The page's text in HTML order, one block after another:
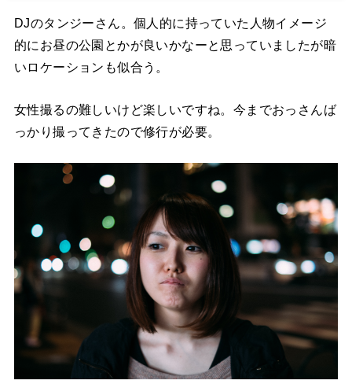
DJのタンジーさん。個人的に持っていた人物イメージ
的にお昼の公園とかが良いかなーと思っていましたが暗
いロケーションも似合う。
女性撮るの難しいけど楽しいですね。今までおっさんば
っかり撮ってきたので修行が必要。